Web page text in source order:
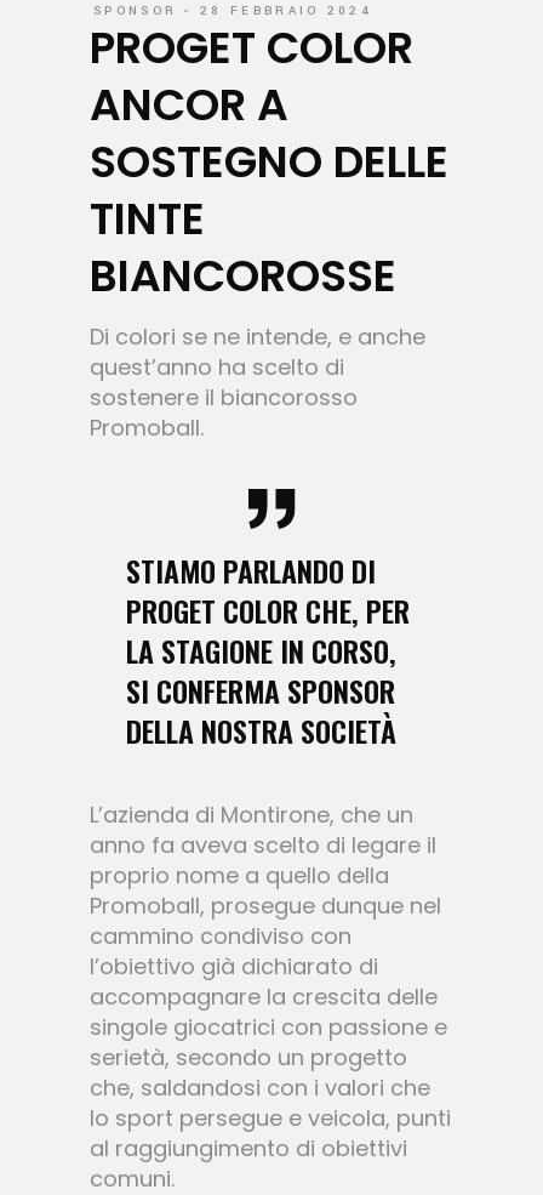
SPONSOR 28 FEBBRAIO 2024
PROGET COLOR
ANCOR A
SOSTEGNO DELLE
TINTE
BIANCOROSSE
Di colori se ne intende, e anche
quest’anno ha scelto di
sostenere il biancorosso
Promoball.
STIAMO PARLANDO DI
PROGET COLOR CHE, PER
LA STAGIONE IN CORSO,
SI CONFERMA SPONSOR
DELLA NOSTRA SOCIETÀ
L’azienda di Montirone, che un
anno fa aveva scelto di legare il
proprio nome a quello della
Promoball, prosegue dunque nel
cammino condiviso con
l’obiettivo già dichiarato di
accompagnare la crescita delle
singole giocatrici con passione e
serietà, secondo un progetto
che, saldandosi con i valori che
lo sport persegue e veicola, punti
al raggiungimento di obiettivi
comuni.